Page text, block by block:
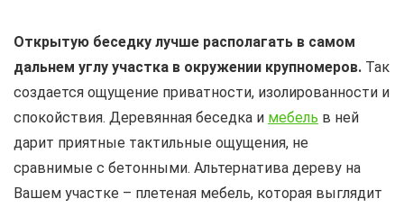
Открытую беседку лучше располагать в самом
дальнем углу участка в окружении крупномеров. Так
создается ощущение приватности, изолированности и
спокойствия. Деревянная беседка и мебель в ней
дарит приятные тактильные ощущения, не
сравнимые с бетонными. Альтернатива дереву на
Вашем участке – плетеная мебель, которая выглядит